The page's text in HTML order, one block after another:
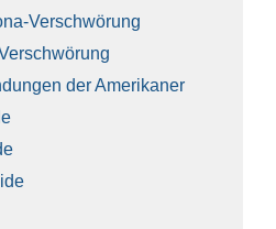
Ver­schwö­rung
der Ame­ri­ka­ner